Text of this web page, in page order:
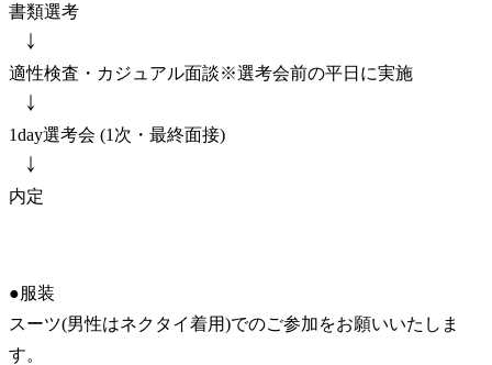
書類選考
￬
適性検査・カジュアル面談※選考会前の平日に実施
￬
1day選考会 (1次・最終面接)
￬
内定
●服装
スーツ(男性はネクタイ着用)でのご参加をお願いいたしま
す。